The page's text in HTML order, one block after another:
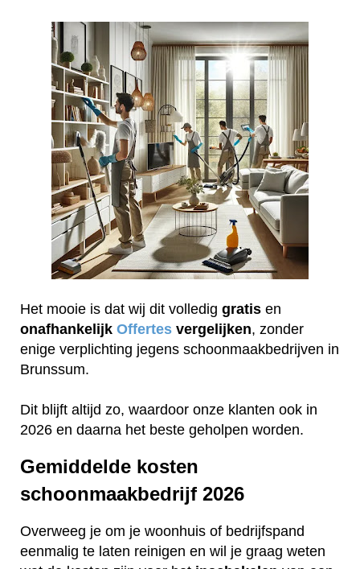
Het mooie is dat wij dit volledig gratis en
onafhankelijk Offertes vergelijken, zonder
enige verplichting jegens schoonmaakbedrijven in
Brunssum.
Dit blijft altijd zo, waardoor onze klanten ook in
2026 en daarna het beste geholpen worden.
Gemiddelde kosten
schoonmaakbedrijf 2026
Overweeg je om je woonhuis of bedrijfspand
eenmalig te laten reinigen en wil je graag weten